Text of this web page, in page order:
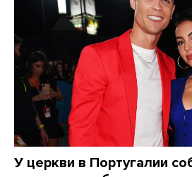
У церкви в Португалии